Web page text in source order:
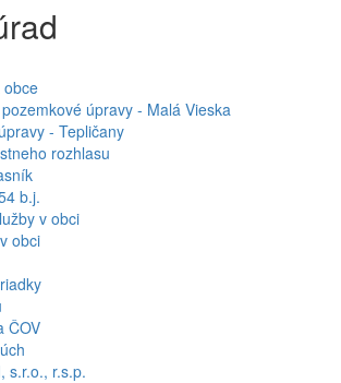
obce
úpravy - Malá Vieska
- Tepličany
rozhlasu
b.j.
v obci
obci
ČOV
s.r.o., r.s.p.